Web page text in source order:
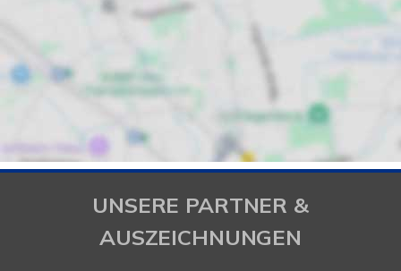
UNSERE PARTNER &
AUSZEICHNUNGEN